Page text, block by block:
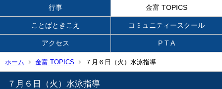
行事 金富 TOPICS
ことばときこえ コミュニティースクール
アクセス P T A
ホーム 金富 TOPICS ７月６日（火）水泳指導
７月６日（火）水泳指導